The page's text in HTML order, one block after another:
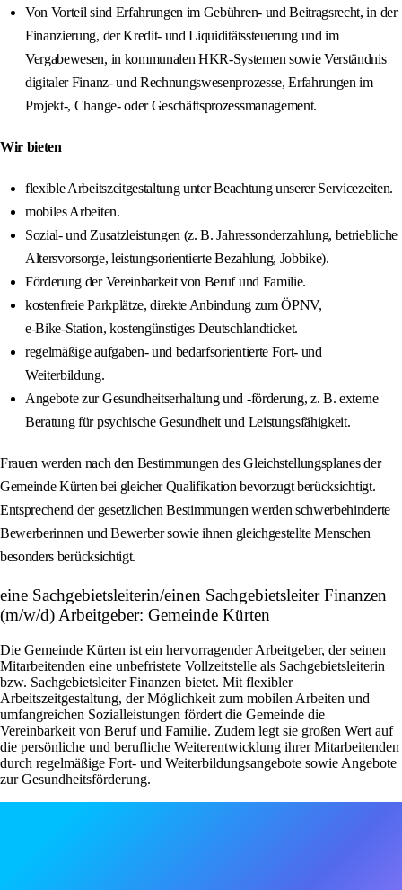
Von Vorteil sind Erfahrungen im Gebühren- und Beitragsrecht, in der
Finanzierung, der Kredit- und Liquiditätssteuerung und im
Vergabewesen, in kommunalen HKR-Systemen sowie Verständnis
digitaler Finanz- und Rechnungswesenprozesse, Erfahrungen im
Projekt-, Change- oder Geschäftsprozessmanagement.
Wir bieten
flexible Arbeitszeitgestaltung unter Beachtung unserer Servicezeiten.
mobiles Arbeiten.
Sozial- und Zusatzleistungen (z. B. Jahressonderzahlung, betriebliche
Altersvorsorge, leistungsorientierte Bezahlung, Jobbike).
Förderung der Vereinbarkeit von Beruf und Familie.
kostenfreie Parkplätze, direkte Anbindung zum ÖPNV,
e‑Bike‑Station, kostengünstiges Deutschlandticket.
regelmäßige aufgaben- und bedarfsorientierte Fort- und
Weiterbildung.
Angebote zur Gesundheitserhaltung und -förderung, z. B. externe
Beratung für psychische Gesundheit und Leistungsfähigkeit.
Frauen werden nach den Bestimmungen des Gleichstellungsplanes der
Gemeinde Kürten bei gleicher Qualifikation bevorzugt berücksichtigt.
Entsprechend der gesetzlichen Bestimmungen werden schwerbehinderte
Bewerberinnen und Bewerber sowie ihnen gleichgestellte Menschen
besonders berücksichtigt.
eine Sachgebietsleiterin/einen Sachgebietsleiter Finanzen
(m/w/d) Arbeitgeber: Gemeinde Kürten
Die Gemeinde Kürten ist ein hervorragender Arbeitgeber, der seinen
Mitarbeitenden eine unbefristete Vollzeitstelle als Sachgebietsleiterin
bzw. Sachgebietsleiter Finanzen bietet. Mit flexibler
Arbeitszeitgestaltung, der Möglichkeit zum mobilen Arbeiten und
umfangreichen Sozialleistungen fördert die Gemeinde die
Vereinbarkeit von Beruf und Familie. Zudem legt sie großen Wert auf
die persönliche und berufliche Weiterentwicklung ihrer Mitarbeitenden
durch regelmäßige Fort- und Weiterbildungsangebote sowie Angebote
zur Gesundheitsförderung.